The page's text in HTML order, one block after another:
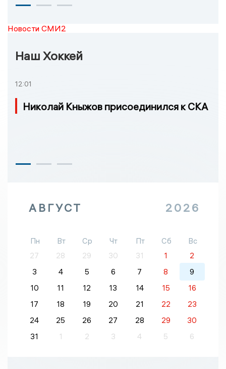
Новости СМИ2
Наш Хоккей
12:01
Николай Кныжов присоединился к СКА
АВГУСТ 2026
Пн Вт Ср Чт Пт Сб
Вс
27
28 29 30 31 1
2
3
4 5 6 7 8
9
10
11 12 13 14 15
16
17
18 19 20 21 22
23
24
25 26 27 28 29
30
31
1 2 3 4 5 6